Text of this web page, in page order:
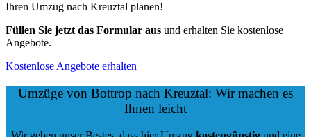
Ihren Umzug nach Kreuztal planen!
Füllen Sie jetzt das Formular aus und erhalten Sie kostenlose
Angebote.
Kostenlose Angebote erhalten
Umzüge von Bottrop nach Kreuztal: Wir machen es
Ihnen leicht